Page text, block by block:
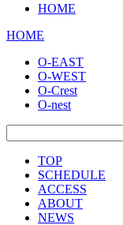
HOME
HOME
O-EAST
O-WEST
O-Crest
O-nest
TOP
SCHEDULE
ACCESS
ABOUT
NEWS